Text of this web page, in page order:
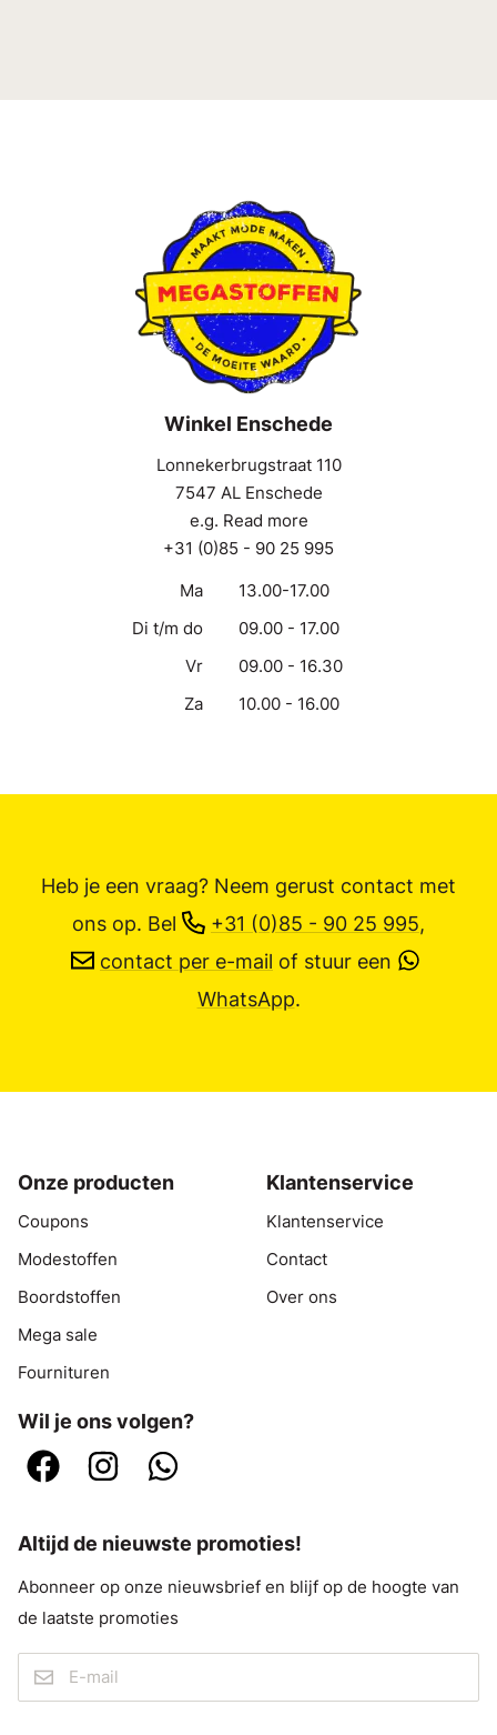
Winkel Enschede
Lonnekerbrugstraat 110
7547 AL Enschede
e.g. Read more
+31 (0)85 - 90 25 995
Ma
13.00-17.00
Di t/m do
09.00 - 17.00
Vr
09.00 - 16.30
Za
10.00 - 16.00
Heb je een vraag? Neem gerust contact met
ons op. Bel +31 (0)85 - 90 25 995,
contact per e-mail of stuur een
WhatsApp.
Onze producten
Coupons
Modestoffen
Boordstoffen
Mega sale
Fournituren
Klantenservice
Klantenservice
Contact
Over ons
Wil je ons volgen?
Altijd de nieuwste promoties!
Abonneer op onze nieuwsbrief en blijf op de hoogte van
de laatste promoties